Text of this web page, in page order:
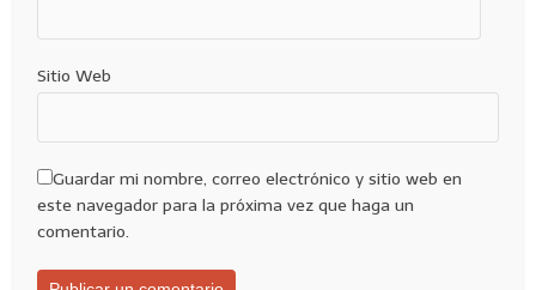
Sitio Web
Guardar mi nombre, correo electrónico y sitio web en
este navegador para la próxima vez que haga un
comentario.